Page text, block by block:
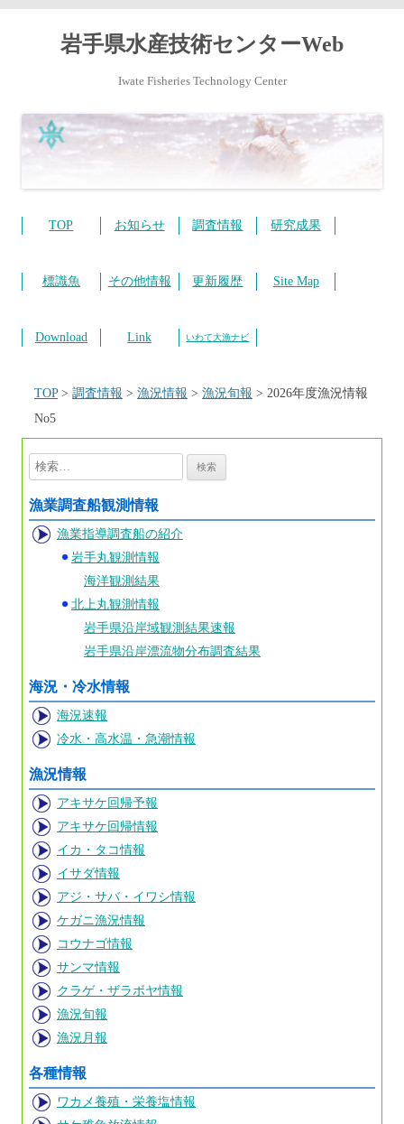
岩手県水産技術センターWeb
Iwate Fisheries Technology Center
テ
ン
ス
キ
TOP お知らせ 調査情報 研究成果
標識魚 その他情報 更新履歴 Site Map
Download Link いわて大漁ナビ
TOP> 調査情報 > 漁況情報 > 漁況旬報 > 2026年度漁況情報
No5
検
索:
漁業調査船観測情報
漁業指導調査船の紹介
岩手丸観測情報
海洋観測結果
北上丸観測情報
岩手県沿岸域観測結果速報
岩手県沿岸漂流物分布調査結果
海況・冷水情報
海況速報
冷水・高水温・急潮情報
漁況情報
アキサケ回帰予報
アキサケ回帰情報
イカ・タコ情報
イサダ情報
アジ・サバ・イワシ情報
ケガニ漁況情報
コウナゴ情報
サンマ情報
クラゲ・ザラボヤ情報
漁況旬報
漁況月報
各種情報
ワカメ養殖・栄養塩情報